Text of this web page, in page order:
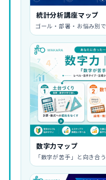
統計分析講座マップ
ゴール・部署・お悩み別で
数字力マップ
「数字が苦手」と向き合う